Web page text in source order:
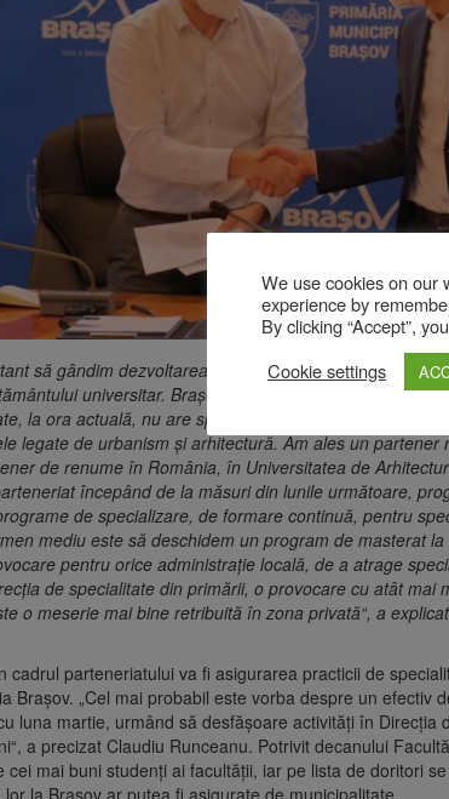
să gândim dezvoltarea Brașovului pe toate palierele și
universitar. Brașovul are cea mai mare
la ora actuală, nu are specializări de care administrația
legate de urbanism și arhitectură. Am ales un partener
de renume în România, în Universitatea de
începând de la măsuri din lunile următoare,
de specializare, de formare continuă, pentru
mediu este să deschidem un program de masterat
pentru orice administrație locală, de a atrage
de specialitate din primării, o provocare cu atât mai
o meserie mai bine retribuită în zona privată“, a
cadrul parteneriatului va fi asigurarea practicii de
Brașov. „Cel mai probabil este vorba despre un efectiv
luna martie, urmând să desfășoare activități în Direcția
a precizat Claudiu Runceanu. Potrivit decanului
cei mai buni studenți ai facultății, iar pe lista de doritori
We use cookies on our
experience by
By clicking “Accept”,
Cookie settings